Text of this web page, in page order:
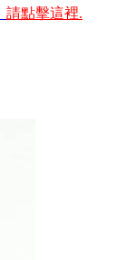
請點擊這裡.